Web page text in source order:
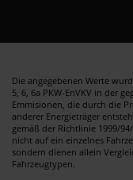
Die angegebenen Werte
5, 6, 6a PKW-EnVKV in der
Emmisionen, die durch die
anderer Energieträger
gemäß der Richtlinie 1999/
nicht auf ein einzelnes
sondern dienen allein
Fahrzeugtypen.